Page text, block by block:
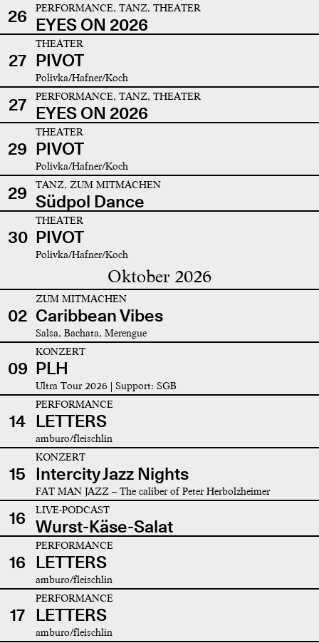
26
PERFORMANCE, TANZ, THEATER
EYES ON 2026
27
THEATER
PIVOT
Polivka/Hafner/Koch
27 PERFORMANCE, TANZ, THEATER
EYES ON 2026
29
THEATER
PIVOT
Polivka/Hafner/Koch
29 TANZ, ZUM MITMACHEN
Südpol Dance
30
THEATER
PIVOT
Polivka/Hafner/Koch
Oktober 2026
02
ZUM MITMACHEN
Caribbean Vibes
Salsa, Bachata, Merengue
09
KONZERT
PLH
Ultra Tour 2026 | Support: SGB
14
PERFORMANCE
LETTERS
amburo/fleischlin
15
KONZERT
Intercity Jazz Nights
FAT MAN JAZZ – The caliber of Peter Herbolzheimer
16 LIVE-PODCAST
Wurst-Käse-Salat
16
PERFORMANCE
LETTERS
amburo/fleischlin
17
PERFORMANCE
LETTERS
amburo/fleischlin